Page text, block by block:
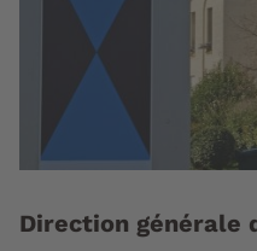
Direction générale